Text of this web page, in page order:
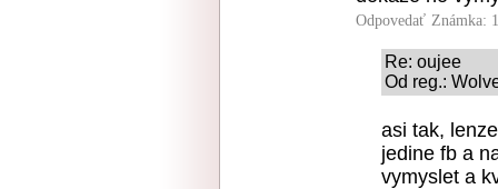
Odpovedať Známka:
Re: oujee
Od reg.:
asi tak,
jedine fb a
vymyslet a